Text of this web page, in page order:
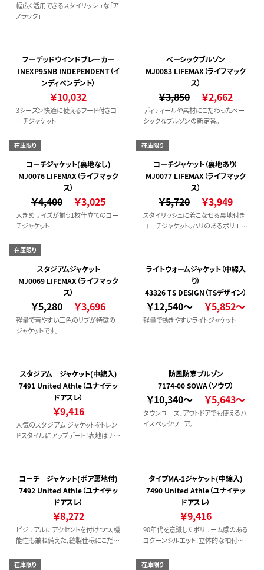
幅広く活用できるスタイリッシュな「ア
ノラック」
フーデッドウインドブレーカー
INEXP95NB INDEPENDENT（イ
ンディペンデント）
￥10,032
3シーズン快適に使えるフード付きコ
ーチジャケット
ベーシックブルゾン
MJ0083 LIFEMAX（ライフマック
ス）
￥3,850 ￥2,662
ディティールや素材にこだわったベー
シックなブルゾンの新定番。
在庫限り
コーチジャケット(裏地なし)
MJ0076 LIFEMAX（ライフマック
ス）
￥4,400 ￥3,025
大きめサイズが揃う1枚仕立てのコー
チジャケット
在庫限り
コーチジャケット（裏地あり）
MJ0077 LIFEMAX（ライフマック
ス）
￥5,720 ￥3,949
スタイリッシュに着こなせる裏地付き
コーチジャケット。ハリのあるポリエス
在庫限り
スタジアムジャケット
MJ0069 LIFEMAX（ライフマック
ス）
￥5,280 ￥3,696
軽量で着やすい三色のリブが特徴の
ジャケットです。
ライトウォームジャケット（中綿入
り）
43326 TS DESIGN（TSデザイン）
￥12,540～ ￥5,852～
軽量で動きやすいライトジャケット
スタジアム ジャケット(中綿入)
7491 United Athle（ユナイテッ
ドアスレ）
￥9,416
人気のスタジアム ジャケットをトレン
ドスタイルにアップデート！表地はナイ
ェットなどの上からでもゆったりと着
こなせます。中綿入りのため、保温性も
防風防寒ブルゾン
7174-00 SOWA（ソウワ）
￥10,340～ ￥5,643～
タウンユース、アウトドアでも使えるハ
イスペックウェア。
コーチ ジャケット(ボア裏地付)
7492 United Athle（ユナイテッ
ドアスレ）
￥8,272
ビジュアルにアクセントを付けつつ、機
能性も兼ね備えた、縫製仕様にこだわ
あたたかく、袖口リブは袖の内側に入
タイプMA-1ジャケット(中綿入)
7490 United Athle（ユナイテッ
ドアスレ）
￥9,416
90年代を意識したボリューム感のある
コクーンシルエット！立体的な袖付け
だわりも満載の一着です。
在庫限り 在庫限り